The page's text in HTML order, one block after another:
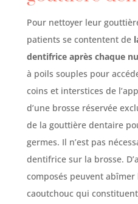
Pour nettoyer leur
patients se contentent de
dentifrice après chaque
à poils souples pour
coins et interstices de
d’une brosse réservée
de la gouttière dentaire
germes. Il n’est pas
dentifrice sur la brosse.
composés peuvent
caoutchouc qui